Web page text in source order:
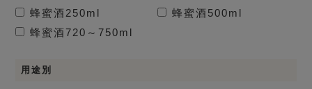
蜂蜜酒 250ml 蜂蜜酒 500ml
蜂蜜酒720～750ml
用途別